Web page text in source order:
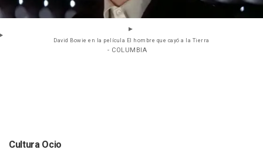
David Bowie en la película El hombre que cayó a la Tierra
- COLUMBIA
Cultura Ocio